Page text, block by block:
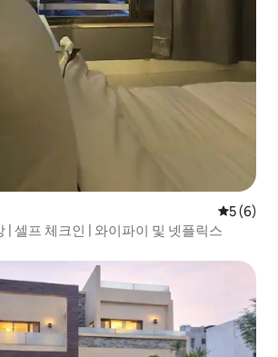
평점 5점
5 (6)
| 셀프 체크인 | 와이파이 및 넷플릭스